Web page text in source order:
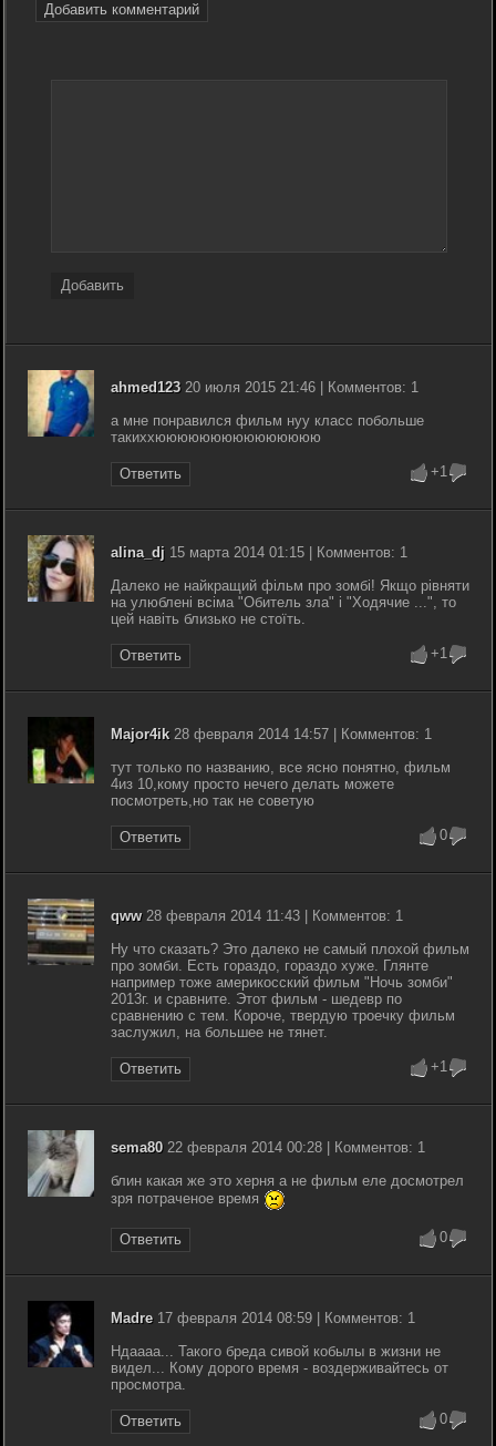
Добавить комментарий
Добавить
ahmed12320 июля 2015 21:46 | Комментов: 1
а мне понравился фильм нуу класс побольше
такиххююююююююююююююю
Ответить +1
alina_dj 15 марта 2014 01:15 | Комментов: 1
Далеко не найкращий фільм про зомбі! Якщо рівняти
на улюблені всіма "Обитель зла" і "Ходячие ...", то
цей навіть близько не стоїть.
Ответить +1
Major4ik28 февраля 2014 14:57 | Комментов: 1
тут только по названию, все ясно понятно, фильм
4из 10,кому просто нечего делать можете
посмотреть,но так не советую
Ответить 0
qww28 февраля 2014 11:43 | Комментов: 1
Ну что сказать? Это далеко не самый плохой фильм
про зомби. Есть гораздо, гораздо хуже. Глянте
например тоже америкосский фильм "Ночь зомби"
2013г. и сравните. Этот фильм - шедевр по
сравнению с тем. Короче, твердую троечку фильм
заслужил, на большее не тянет.
Ответить +1
sema8022 февраля 2014 00:28 | Комментов: 1
блин какая же это херня а не фильм еле досмотрел
зря потраченое время
Ответить 0
Madre17 февраля 2014 08:59 | Комментов: 1
Ндаааа... Такого бреда сивой кобылы в жизни не
видел... Кому дорого время - воздерживайтесь от
просмотра.
Ответить 0